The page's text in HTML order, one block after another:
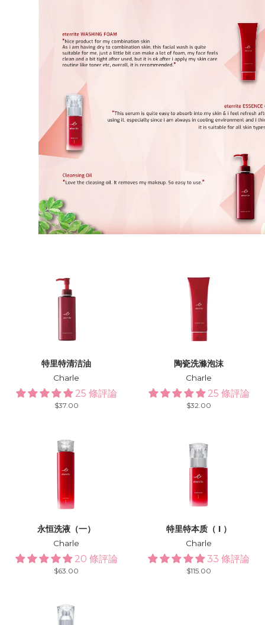
特里特清洁油
Charle
25 條評論
Regular
$37.00
陶瓷洗滌泡沫
Charle
25 條評論
Regular
$32.00
永恒洗液（一）
Charle
20 條評論
Regular
$63.00
特里特本质（ I ）
Charle
33 條評論
Regular
$115.00